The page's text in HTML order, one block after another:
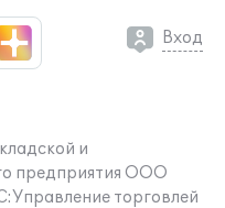
Вход
и
предприятия ООО
торговлей